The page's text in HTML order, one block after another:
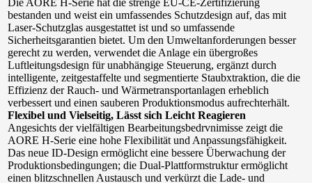
Die AORE H-Serie hat die strenge EU-CE-Zertifizierung
bestanden und weist ein umfassendes Schutzdesign auf, das mit
Laser-Schutzglas ausgestattet ist und so umfassende
Sicherheitsgarantien bietet. Um den Umweltanforderungen besser
gerecht zu werden, verwendet die Anlage ein übergroßes
Luftleitungsdesign für unabhängige Steuerung, ergänzt durch
intelligente, zeitgestaffelte und segmentierte Staubxtraktion, die die
Effizienz der Rauch- und Wärmetransportanlagen erheblich
verbessert und einen sauberen Produktionsmodus aufrechterhält.
Flexibel und Vielseitig, Lässt sich Leicht Reagieren
Angesichts der vielfältigen Bearbeitungsbedrvnimisse zeigt die
AORE H-Serie eine hohe Flexibilität und Anpassungsfähigkeit.
Das neue ID-Design ermöglicht eine bessere Überwachung der
Produktionsbedingungen; die Dual-Plattformstruktur ermöglicht
einen blitzschnellen Austausch und verkürzt die Lade- und